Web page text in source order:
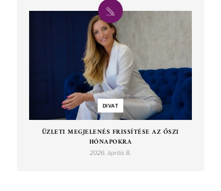
DIVAT
ÜZLETI MEGJELENÉS FRISSÍTÉSE AZ ŐSZI
HÓNAPOKRA
2026. április 8.